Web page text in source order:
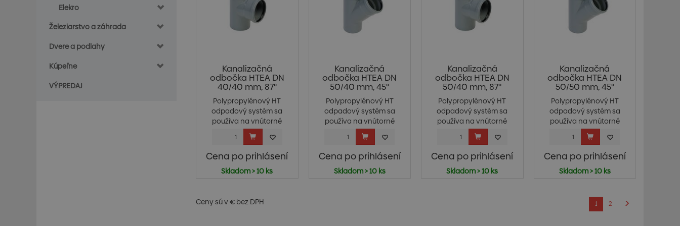
Elekro
Železiarstvo a záhrada
Dvere a podlahy
Kúpeľne
VÝPREDAJ
Kanalizačná
odbočka HTEA DN
40/40 mm, 87°
Polypropylénový HT
odpadový systém sa
používa na vnútorné
ka...
Cena po prihlásení
Skladom > 10 ks
Kanalizačná
odbočka HTEA DN
50/40 mm, 45°
Polypropylénový HT
odpadový systém sa
používa na vnútorné
ka...
Cena po prihlásení
Skladom > 10 ks
Kanalizačná
odbočka HTEA DN
50/40 mm, 87°
Polypropylénový HT
odpadový systém sa
používa na vnútorné
ka...
Cena po prihlásení
Skladom > 10 ks
Kanalizačná
odbočka HTEA DN
50/50 mm, 45°
Polypropylénový HT
odpadový systém sa
používa na vnútorné
ka...
Cena po prihlásení
Skladom > 10 ks
Ceny sú v € bez DPH 1 2